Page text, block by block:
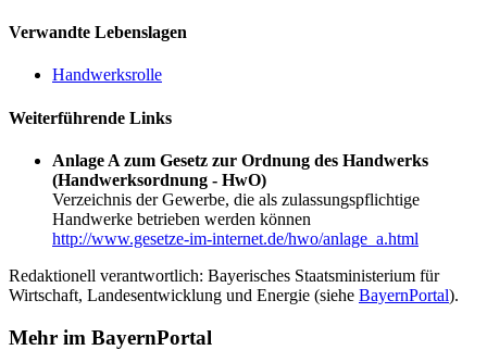
Verwandte Lebenslagen
Handwerksrolle
Weiterführende Links
Anlage A zum Gesetz zur Ordnung des Handwerks
(Handwerksordnung - HwO)
Verzeichnis der Gewerbe, die als zulassungspflichtige
Handwerke betrieben werden können
http://www.gesetze-im-internet.de/hwo/anlage_a.html
Redaktionell verantwortlich: Bayerisches Staatsministerium für
Wirtschaft, Landesentwicklung und Energie (siehe BayernPortal).
Mehr im BayernPortal